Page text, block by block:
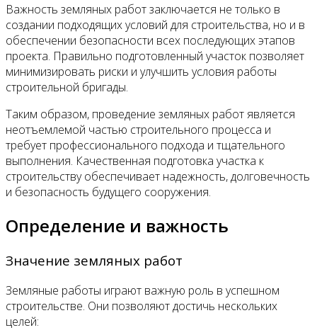
Важность земляных работ заключается не только в
создании подходящих условий для строительства, но и в
обеспечении безопасности всех последующих этапов
проекта. Правильно подготовленный участок позволяет
минимизировать риски и улучшить условия работы
строительной бригады.
Таким образом, проведение земляных работ является
неотъемлемой частью строительного процесса и
требует профессионального подхода и тщательного
выполнения. Качественная подготовка участка к
строительству обеспечивает надежность, долговечность
и безопасность будущего сооружения.
Определение и важность
Значение земляных работ
Земляные работы играют важную роль в успешном
строительстве. Они позволяют достичь нескольких
целей: